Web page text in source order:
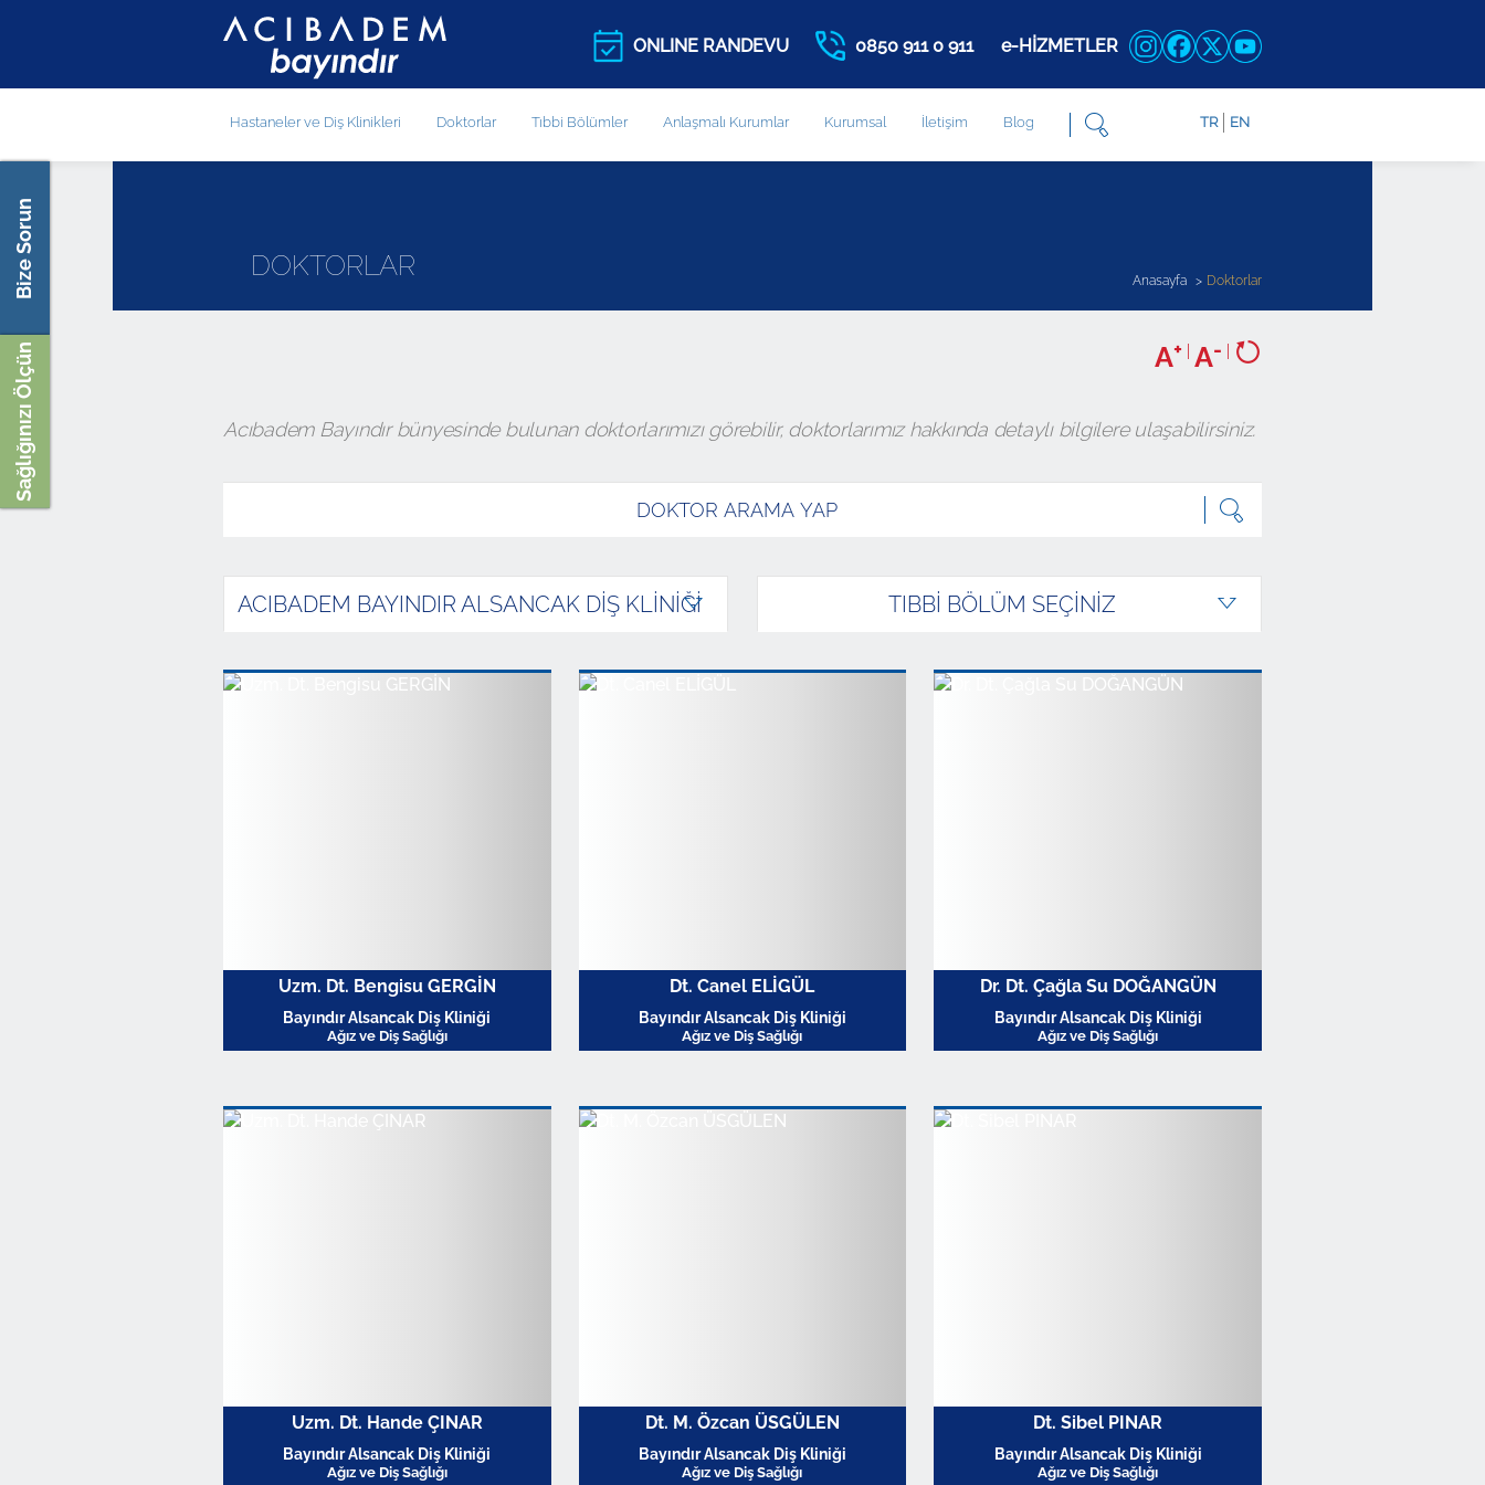
ONLINE RANDEVU 0850 911 0 911 e-HİZMETLER
Hastaneler ve Diş Klinikleri Doktorlar Tıbbi Bölümler Anlaşmalı Kurumlar Kurumsal İletişim Blog TR EN
Bize Sorun
Sağlığınızı Ölçün
DOKTORLAR Anasayfa Doktorlar
A+ | A- |
Acıbadem Bayındır bünyesinde bulunan doktorlarımızı görebilir, doktorlarımız hakkında detaylı bilgilere ulaşabilirsiniz.
ACIBADEM BAYINDIR ALSANCAK DİŞ KLİNİĞİ TIBBİ BÖLÜM SEÇİNİZ
Uzm. Dt. Bengisu GERGİN
Bayındır Alsancak Diş Kliniği
Ağız ve Diş Sağlığı
Dt. Canel ELİGÜL
Bayındır Alsancak Diş Kliniği
Ağız ve Diş Sağlığı
Dr. Dt. Çağla Su DOĞANGÜN
Bayındır Alsancak Diş Kliniği
Ağız ve Diş Sağlığı
Uzm. Dt. Hande ÇINAR
Bayındır Alsancak Diş Kliniği
Ağız ve Diş Sağlığı
Dt. M. Özcan ÜSGÜLEN
Bayındır Alsancak Diş Kliniği
Ağız ve Diş Sağlığı
Dt. Sibel PINAR
Bayındır Alsancak Diş Kliniği
Ağız ve Diş Sağlığı